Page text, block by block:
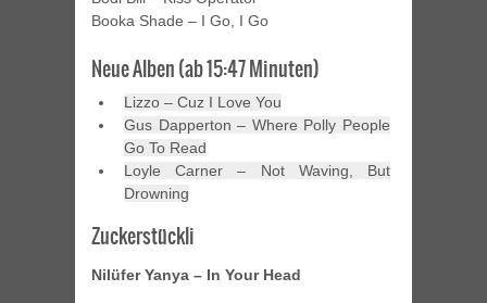
Booka Shade – I Go, I Go
Neue Alben (ab 15:47 Minuten)
Lizzo – Cuz I Love You
Gus Dapperton – Where Polly People
Go To Read
Loyle Carner – Not Waving, But
Drowning
Zuckerstückli
Nilüfer Yanya – In Your Head